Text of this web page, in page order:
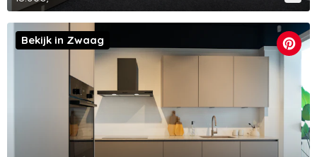
Bekijk in Zwaag